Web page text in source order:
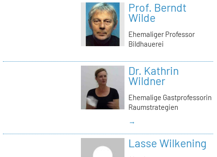
Prof. Berndt
Wilde
Ehemaliger Professor
Bildhauerei
Dr. Kathrin
Wildner
Ehemalige Gastprofessorin
Raumstrategien
→
Lasse Wilkening